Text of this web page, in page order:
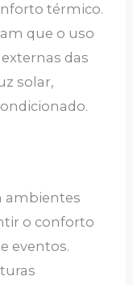
térmico.
que o uso
das
solar,
ambientes
o conforto
eventos.